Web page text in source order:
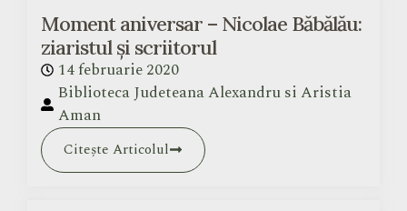
Moment aniversar – Nicolae Băbălău:
ziaristul și scriitorul
14 februarie 2020
Biblioteca Judeteana Alexandru si Aristia
Aman
Citește Articolul